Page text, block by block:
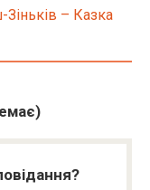
– Казка